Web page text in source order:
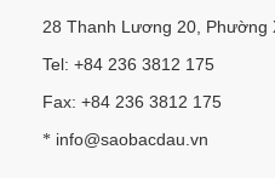
28 Thanh Lương 20, Phường
Tel: +84 236 3812 175
Fax: +84 236 3812 175
* info@saobacdau.vn